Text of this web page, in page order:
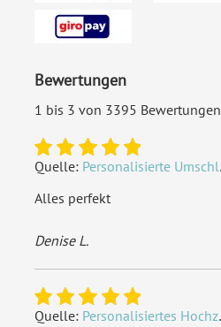
Bewertungen
1 bis 3 von 3395 Bewertungen
Quelle: Personalisierte Umschläge - Vintage - Quadrat 155 x 155 mm
Alles perfekt
Denise L.
Quelle: Personalisiertes Hochzeit Gästebuch A4 - Herzbaum